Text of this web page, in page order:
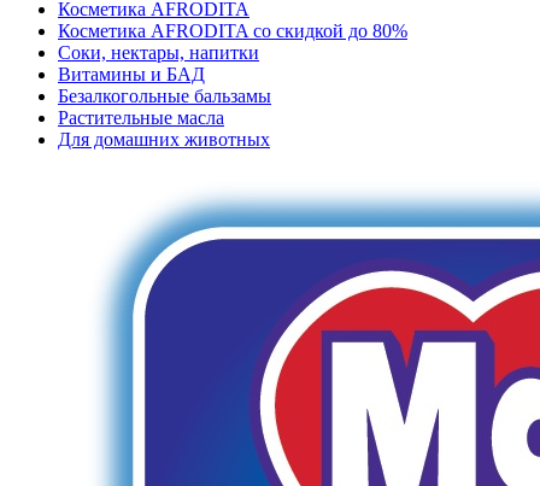
Косметика AFRODITA
Косметика AFRODITA со скидкой до 80%
Соки, нектары, напитки
Витамины и БАД
Безалкогольные бальзамы
Растительные масла
Для домашних животных